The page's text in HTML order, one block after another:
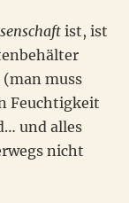
ist, ist
muss
Feuchtigkeit
und alles
nicht